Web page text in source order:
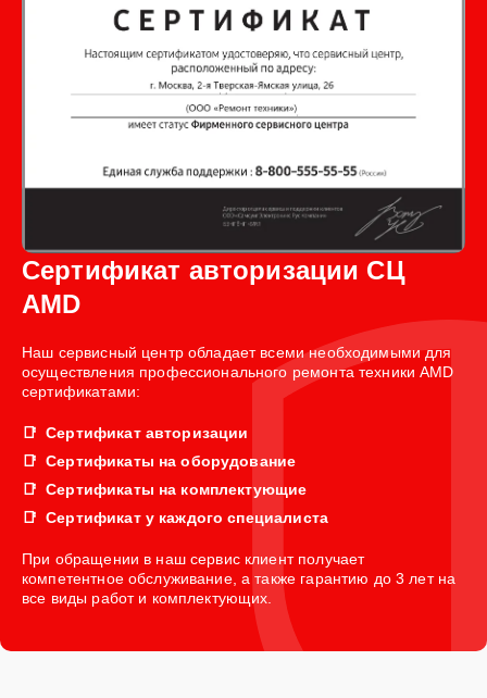
Сертификат авторизации СЦ
AMD
Наш сервисный центр обладает всеми необходимыми для
осуществления профессионального ремонта техники AMD
сертификатами:
Сертификат авторизации
Сертификаты на оборудование
Сертификаты на комплектующие
Сертификат у каждого специалиста
При обращении в наш сервис клиент получает
компетентное обслуживание, а также гарантию до 3 лет на
все виды работ и комплектующих.